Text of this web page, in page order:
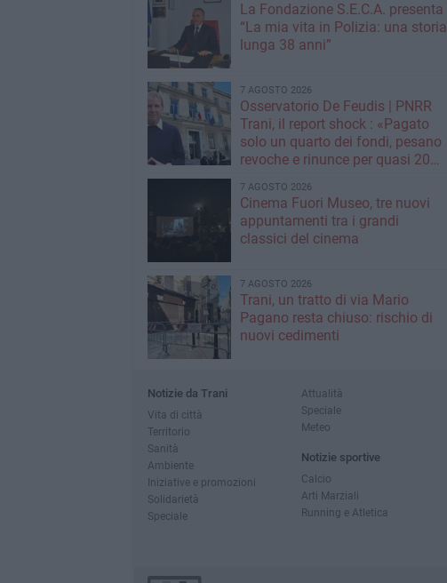
La Fondazione S.E.C.A. presenta
“La mia vita in Polizia: una storia
lunga 38 anni”
7 AGOSTO 2026
Osservatorio De Feudis | PNRR
Trani, il report shock : «Pagato
solo un quarto dei fondi, pesano
revoche e rinunce per quasi 20
7 AGOSTO 2026
Cinema Fuori Museo, tre nuovi
appuntamenti tra i grandi
classici del cinema
7 AGOSTO 2026
Trani, un tratto di via Mario
Pagano resta chiuso: rischio di
nuovi cedimenti
Notizie da Trani
Vita di città
Territorio
Sanità
Ambiente
Iniziative e promozioni
Solidarietà
Speciale
Attualità
Speciale
Meteo
Notizie sportive
Calcio
Arti Marziali
Running e Atletica